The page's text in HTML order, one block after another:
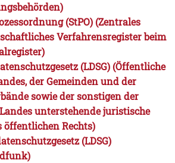
(StPO) (Zentrales
Verfahrensregister beim
(LDSG) (Öffentliche
der Gemeinden und der
sowie der sonstigen der
unterstehende juristische
öffentlichen Rechts)
(LDSG)